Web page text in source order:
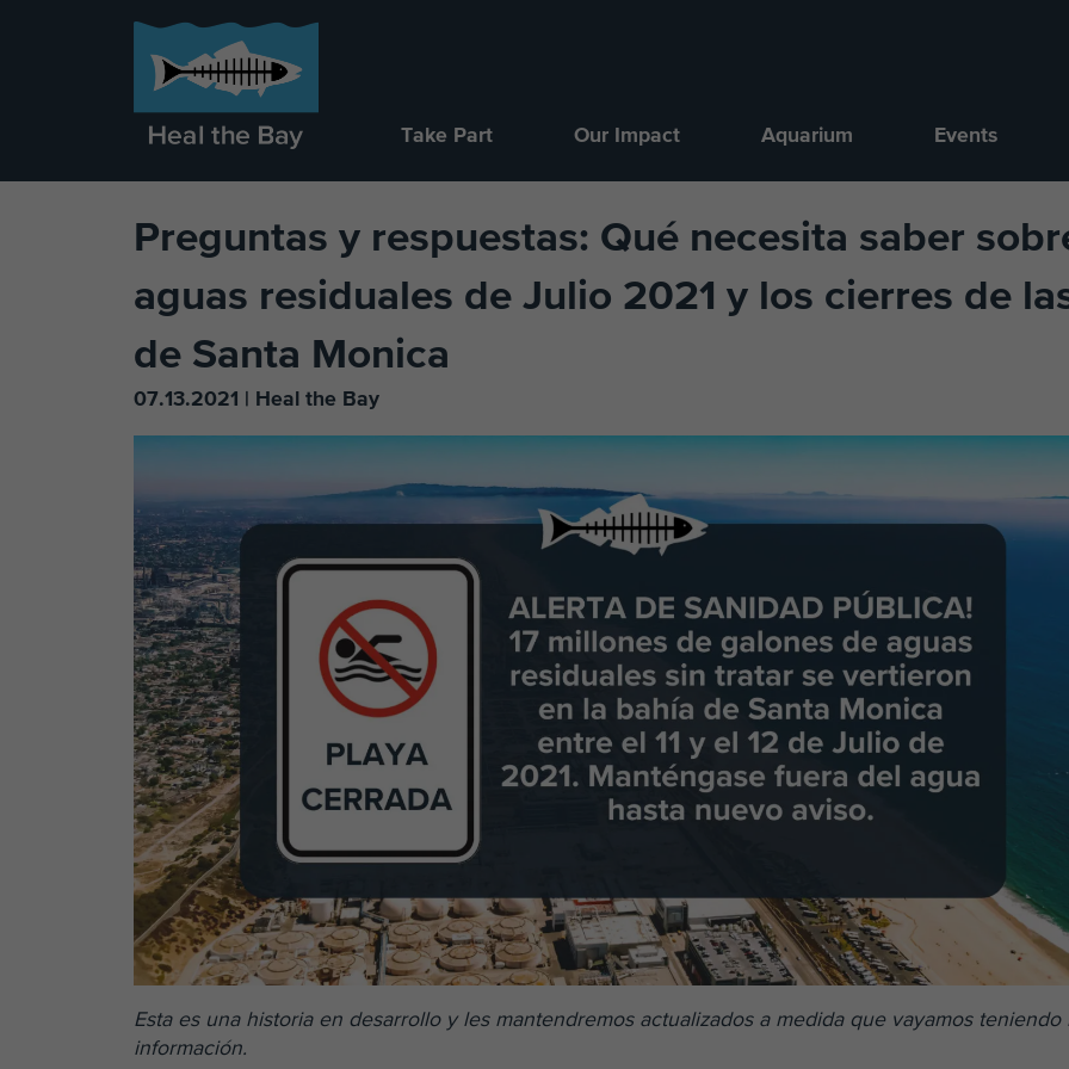
Take Part Our Impact Aquarium Events
Preguntas y respuestas: Qué necesita saber
aguas residuales de Julio 2021 y los cierres de
de Santa Monica
07.13.2021 | Heal the Bay
Esta es una historia en desarrollo y les mantendremos actualizados a medida que vayamos teniendo
información.